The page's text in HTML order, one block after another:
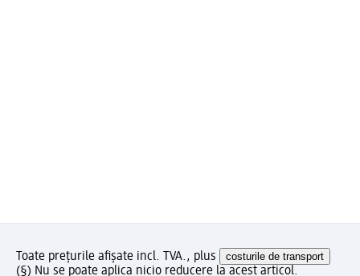
Toate prețurile afișate incl. TVA., plus costurile de transport
(§) Nu se poate aplica nicio reducere la acest articol.